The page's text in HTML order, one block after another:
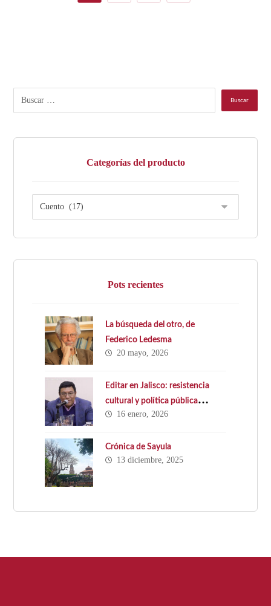
Categorías del producto
Pots recientes
La búsqueda del otro, de
Federico Ledesma
20 mayo, 2026
Editar en Jalisco: resistencia
cultural y política pública
ausente. Hacia una Ley Estatal
16 enero, 2026
Crónica de Sayula
13 diciembre, 2025